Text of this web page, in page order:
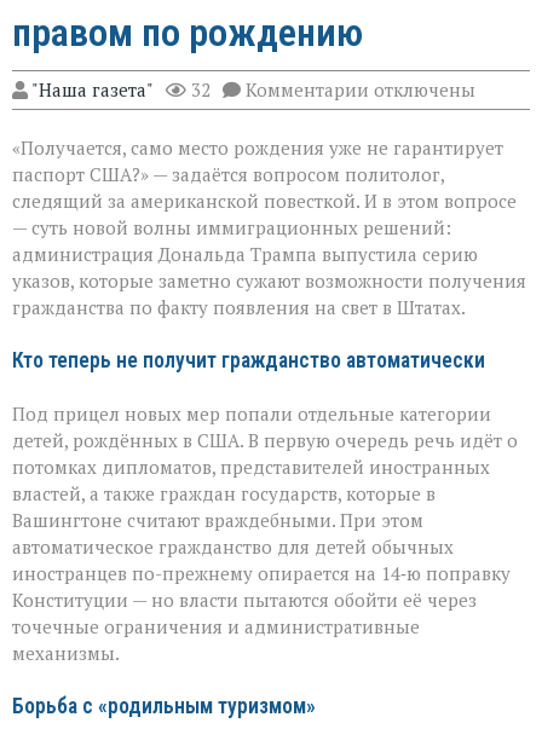
правом по рождению
"Наша газета" 32 Комментарии к
записи
меняет
правила
гражданства:
что
теперь
с
правом
по
рождению
отключены
«Получается, само место рождения уже не гарантирует
паспорт США?» — задаётся вопросом политолог,
следящий за американской повесткой. И в этом вопросе
— суть новой волны иммиграционных решений:
администрация Дональда Трампа выпустила серию
указов, которые заметно сужают возможности получения
гражданства по факту появления на свет в Штатах.
Кто теперь не получит гражданство автоматически
Под прицел новых мер попали отдельные категории
детей, рождённых в США. В первую очередь речь идёт о
потомках дипломатов, представителей иностранных
властей, а также граждан государств, которые в
Вашингтоне считают враждебными. При этом
автоматическое гражданство для детей обычных
иностранцев по-прежнему опирается на 14‑ю поправку
Конституции — но власти пытаются обойти её через
точечные ограничения и административные
механизмы.
Борьба с «родильным туризмом»